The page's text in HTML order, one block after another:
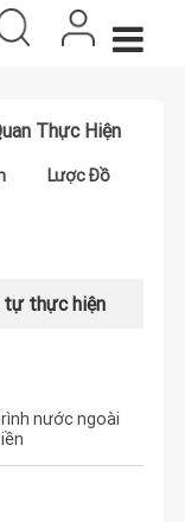
Thực Hiện
Lược Đồ
tự thực hiện
nước ngoài